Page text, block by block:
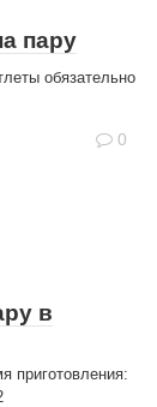
пару
обязательно
0
в
приготовления: